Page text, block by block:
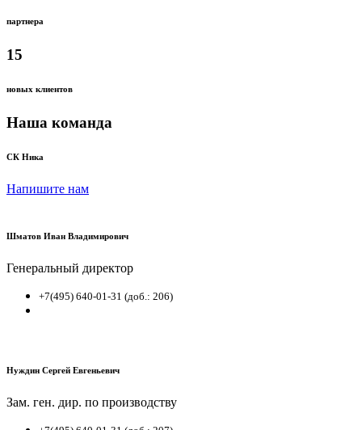
партнера
15
новых клиентов
Наша команда
СК Ника
Напишите нам
Шматов Иван Владимирович
Генеральный директор
+7(495) 640-01-31 (доб.: 206)
Нуждин Сергей Евгеньевич
Зам. ген. дир. по производству